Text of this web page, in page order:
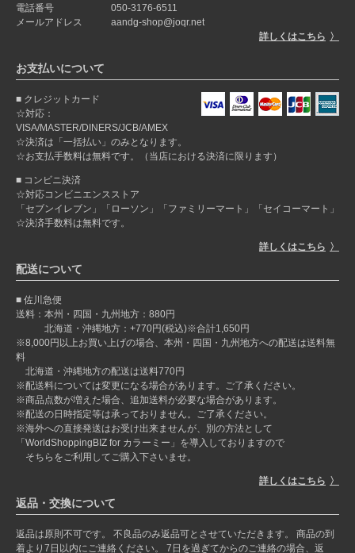
電話番号
050-3176-6511
メールアドレス
aandg-shop@joqr.net
詳しくはこちら
お支払いについて
クレジットカード
☆対応：
VISA/MASTER/DINERS/JCB/AMEX
☆決済は「一括払い」のみとなります。
☆お支払手数料は無料です。（当店における決済に限ります）
コンビニ決済
☆対応コンビニエンスストア
「セブンイレブン」「ローソン」「ファミリーマート」「セイコーマート」
☆決済手数料は無料です。
詳しくはこちら
配送について
佐川急便
送料：本州・四国・九州地方：880円
北海道・沖縄地方：+770円(税込)※合計1,650円
※8,000円以上お買い上げの場合、本州・四国・九州地方への配送は送料無
料
北海道・沖縄地方の配送は送料770円
※配送料については変更になる場合があります。ご了承ください。
※商品点数が増えた場合、追加送料が必要な場合があります。
※配送の日時指定等は承っておりません。ご了承ください。
※海外への直接発送はお受け出来ませんが、別の方法として
「WorldShoppingBIZ for カラーミー」を導入しておりますので
そちらをご利用してご購入下さいませ。
詳しくはこちら
返品・交換について
返品は原則不可です。 不良品のみ返品可とさせていただきます。 商品の到
着より7日以内にご連絡ください。 7日を過ぎてからのご連絡の場合、返